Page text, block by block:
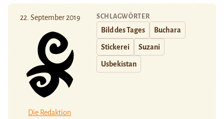
22. September 2019
Die Redaktion
SCHLAGWÖRTER
Bild des Tages Buchara
Stickerei Suzani
Usbekistan